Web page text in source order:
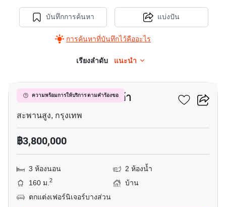
บันทึกการค้นหา
การค้นหาที่บันทึกไว้คืออะไร
แบ่งปัน
เรียงลำดับ แนะนำ
ความพร้อมการให้บริการ ตามคำร้องขอ
นลินวิลล์พลัส เคหะร่มเกล้า
สะพานสูง, กรุงเทพ
฿3,800,000
3 ห้องนอน
2 ห้องน้ำ
160 ม.2
บ้าน
ตกแต่งเฟอร์นิเจอร์บางส่วน